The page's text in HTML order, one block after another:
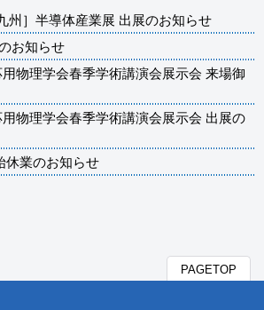
州］半導体産業展 出展のお知らせ
お知らせ
物理学会春季学術講演会展示会 来場御
物理学会春季学術講演会展示会 出展の
休業のお知らせ
PAGETOP